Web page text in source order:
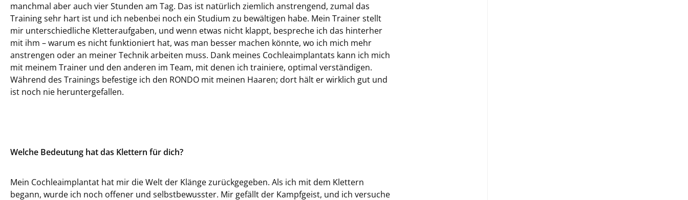
manchmal aber auch vier Stunden am Tag. Das ist natürlich ziemlich anstrengend, zumal das
Training sehr hart ist und ich nebenbei noch ein Studium zu bewältigen habe. Mein Trainer stellt
mir unterschiedliche Kletteraufgaben, und wenn etwas nicht klappt, bespreche ich das hinterher
mit ihm – warum es nicht funktioniert hat, was man besser machen könnte, wo ich mich mehr
anstrengen oder an meiner Technik arbeiten muss. Dank meines Cochleaimplantats kann ich mich
mit meinem Trainer und den anderen im Team, mit denen ich trainiere, optimal verständigen.
Während des Trainings befestige ich den RONDO mit meinen Haaren; dort hält er wirklich gut und
ist noch nie heruntergefallen.
Welche Bedeutung hat das Klettern für dich?
Mein Cochleaimplantat hat mir die Welt der Klänge zurückgegeben. Als ich mit dem Klettern
begann, wurde ich noch offener und selbstbewusster. Mir gefällt der Kampfgeist, und ich versuche